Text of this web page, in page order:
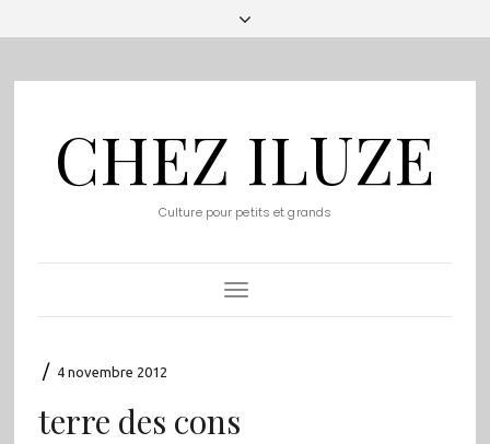
CHEZ ILUZE
Culture pour petits et grands
Toggle
Navigation
/ 4 novembre 2012
terre des cons